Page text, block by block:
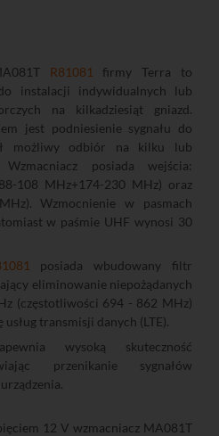
R81081
firmy Terra to
instalacji indywidualnych lub
na kilkadziesiąt gniazd.
jest podniesienie sygnału do
możliwy odbiór na kilku lub
posiada wejścia:
108 MHz+174-230 MHz) oraz
Wzmocnienie w pasmach
w paśmie UHF wynosi 30
posiada wbudowany filtr
eliminowanie niepożądanych
(częstotliwości 694 - 862 MHz)
transmisji danych (LTE).
wysoką skuteczność
przenikanie sygnałów
12 V wzmacniacz MA081T